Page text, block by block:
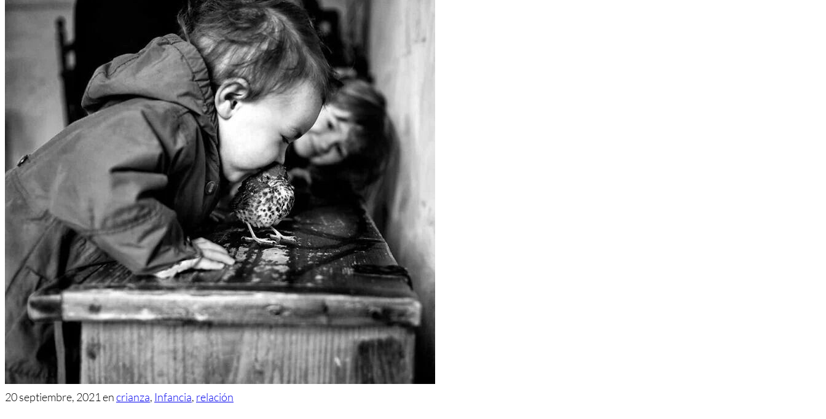
20 septiembre, 2021 encrianza, Infancia, relación